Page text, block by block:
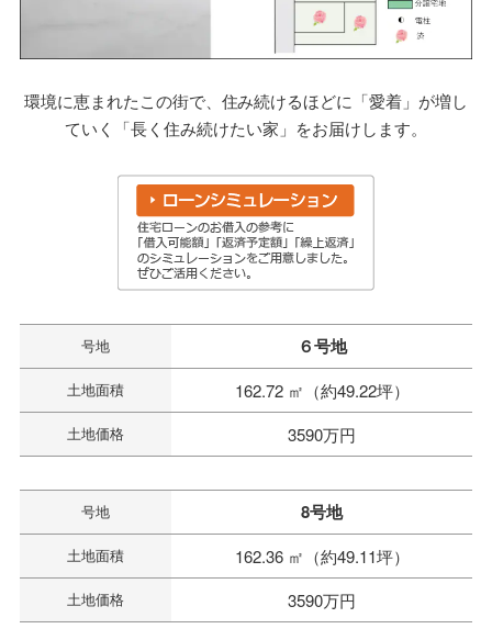
環境に恵まれたこの街で、住み続けるほどに「愛着」が増し
ていく「長く住み続けたい家」をお届けします。
号地 ６号地
土地面積 162.72 ㎡（約49.22坪）
土地価格 3590万円
号地 8号地
土地面積 162.36 ㎡（約49.11坪）
土地価格 3590万円